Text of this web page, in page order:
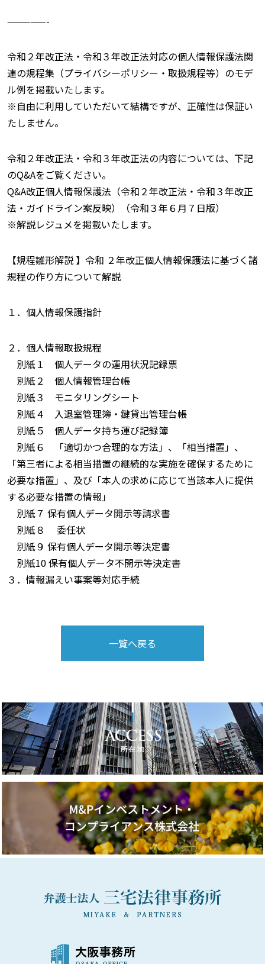
—————-
令和２年改正法・令和３年改正法対応の個人情報保護法関
連の規程集（プライバシーポリシー・取扱規程等）のモデ
ル例を掲載いたします。
※自由に利用していただいて結構ですが、正確性は保証い
たしません。
令和２年改正法・令和３年改正法の内容については、下記
のQ&Aをご覧ください。
Q&A改正個人情報保護法（令和２年改正法・令和３年改正
法・ガイドライン案反映）（令和３年６月７日版）
※解説レジュメを掲載いたします。
【規程雛形解説 】令和 ２年改正個人情報保護法に基づく諸
規程の作り方について解説
１．個人情報保護指針
２．個人情報取扱規程
別紙１ 個人データの運用状況記録票
別紙２ 個人情報管理台帳
別紙３ モニタリングシート
別紙４ 入退室管理簿・鍵貸出管理台帳
別紙５ 個人データ持ち運び記録簿
別紙６ 「適切かつ合理的な方法」、「相当措置」、
「第三者による相当措置の継続的な実施を確保するために
必要な措置」、及び「本人の求めに応じて当該本人に提供
する必要な措置の情報」
別紙７ 保有個人データ開示等請求書
別紙８ 委任状
別紙９ 保有個人データ開示等決定書
別紙10 保有個人データ不開示等決定書
３．情報漏えい事案等対応手続
一覧へ戻る